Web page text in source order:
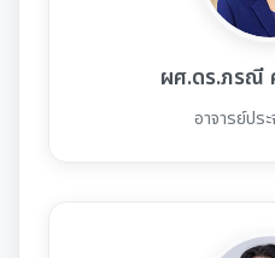
ผศ.ดร.ภรณี
อาจารย์ปร